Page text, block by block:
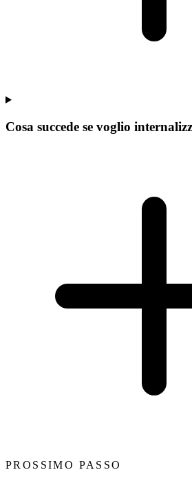
Cosa succede se voglio
PROSSIMO PASSO